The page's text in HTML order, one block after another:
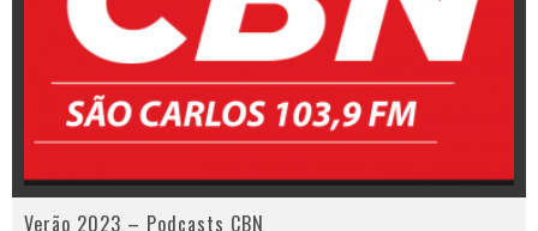
Verão 2023 – Podcasts CBN